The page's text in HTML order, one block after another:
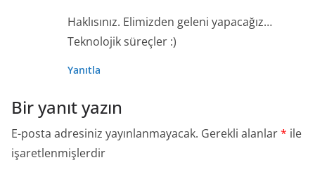
Haklısınız. Elimizden geleni yapacağız…
Teknolojik süreçler :)
Yanıtla
Bir yanıt yazın
E-posta adresiniz yayınlanmayacak. Gerekli alanlar* ile
işaretlenmişlerdir